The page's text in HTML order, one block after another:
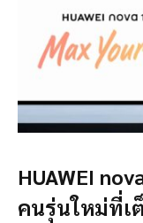
HUAWEI
คนรุ่นใหม่ที่เ